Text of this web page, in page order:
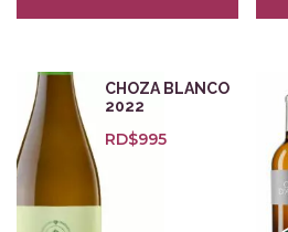
CHOZA BLANCO
2022
RD$995